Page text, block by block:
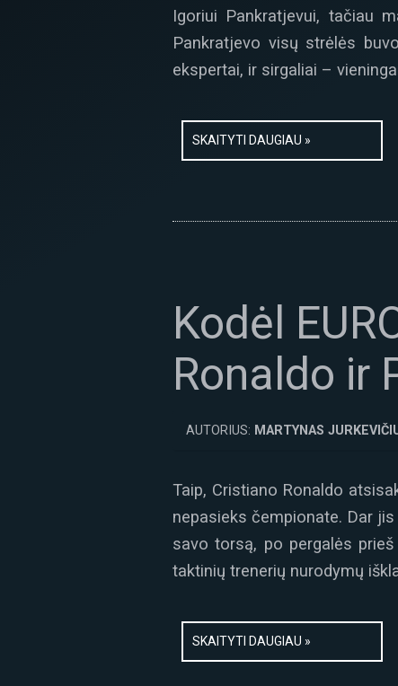
Igoriui Pankratjevui, tačiau
Pankratjevo visų strėlės
ekspertai, ir sirgaliai –
SKAITYTI DAUGIAU »
Kodėl
Ronaldo ir
AUTORIUS: MARTYNAS
Taip, Cristiano Ronaldo
nepasieks čempionate. Dar
savo torsą, po pergalės
taktinių trenerių nurodymų
SKAITYTI DAUGIAU »